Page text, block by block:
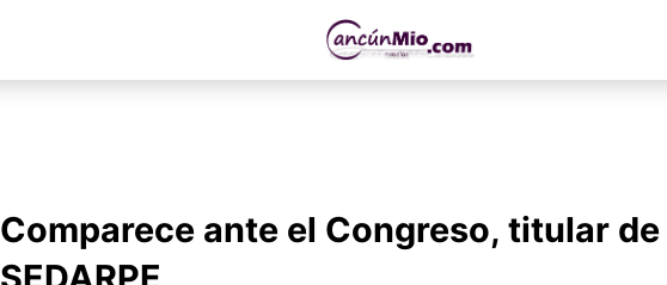
Comparece ante el Congreso, titular de